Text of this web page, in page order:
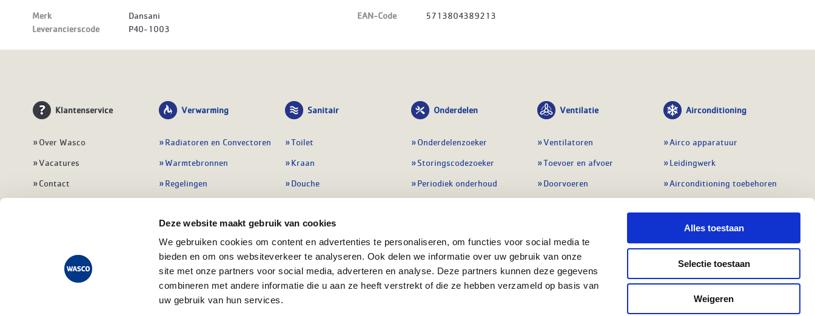
Deze website maakt gebruik van cookies
We gebruiken cookies om content en advertenties te personaliseren, om functies voor social media te
bieden en om ons websiteverkeer te analyseren. Ook delen we informatie over uw gebruik van onze
site met onze partners voor social media, adverteren en analyse. Deze partners kunnen deze gegevens
combineren met andere informatie die u aan ze heeft verstrekt of die ze hebben verzameld op basis van
uw gebruik van hun services.
Alles toestaan
Selectie toestaan
Weigeren
Merk
Dansani
Leverancierscode
P40-1003
EAN-Code 5713804389213
Klantenservice
Over Wasco
Vacatures
Contact
Veelgestelde vragen
Verwarming
Radiatoren en Convectoren
Warmtebronnen
Regelingen
Leidingwerk
Warmwatertoestellen
Alle verwarming
Sanitair
Toilet
Kraan
Douche
Badmeubel
Afvoeren
Alle sanitair
Onderdelen
Onderdelenzoeker
Storingscodezoeker
Periodiek onderhoud
Preventie & detectie
Alle onderdelen
Ventilatie
Ventilatoren
Toevoer en afvoer
Doorvoeren
Regelingen
Airconditioning
Airco apparatuur
Leidingwerk
Airconditioning toebehoren
Regelapparatuur
Alle koeling